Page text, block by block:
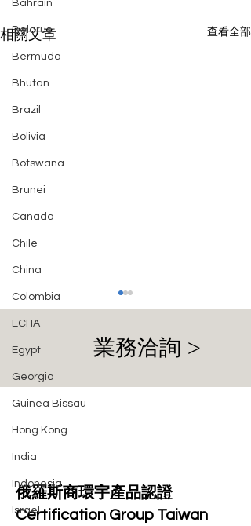
Bahrain
Belarus
Bermuda
Bhutan
Brazil
Bolivia
Botswana
Brunei
Canada
Chile
China
Colombia
ECHA
Egypt
Georgia
Guinea Bissau
Hong Kong
India
Indonesia
Israel
相關文章 查看全部
MHz 頻段
業務洽詢 >
俄羅斯商環宇產品認證
Certification Group Taiwan